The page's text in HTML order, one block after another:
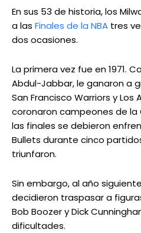
En sus 53 de historia, los
a las Finales de la NBA tres
dos ocasiones.
La primera vez fue en 1971.
Abdul-Jabbar, le ganaron a
San Francisco Warriors y Los
coronaron campeones de la
las finales se debieron
Bullets durante cinco
triunfaron.
Sin embargo, al año
decidieron traspasar a
Bob Boozer y Dick
dificultades.